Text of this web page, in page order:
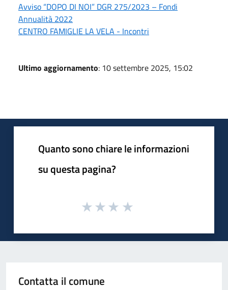
Avviso “DOPO DI NOI” DGR 275/2023 – Fondi
Annualità 2022
CENTRO FAMIGLIE LA VELA - Incontri
Ultimo aggiornamento: 10 settembre 2025, 15:02
Quanto sono chiare le informazioni
su questa pagina?
Contatta il comune